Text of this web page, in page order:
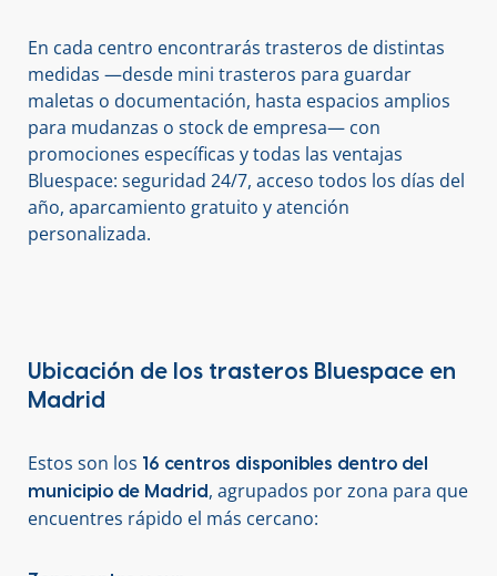
En cada centro encontrarás trasteros de distintas
medidas —desde mini trasteros para guardar
maletas o documentación, hasta espacios amplios
para mudanzas o stock de empresa— con
promociones específicas y todas las ventajas
Bluespace: seguridad 24/7, acceso todos los días del
año, aparcamiento gratuito y atención
personalizada.
Ubicación de los trasteros Bluespace en
Madrid
Estos son los 16 centros disponibles dentro del
municipio de Madrid , agrupados por zona para que
encuentres rápido el más cercano: